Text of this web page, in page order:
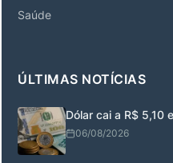
Saúde
ÚLTIMAS NOTÍCIAS
Dólar cai a R$ 5,10
06/08/2026